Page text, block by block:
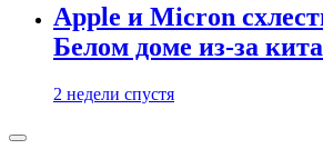
Apple и Micron
Белом доме из-за
2 недели спустя